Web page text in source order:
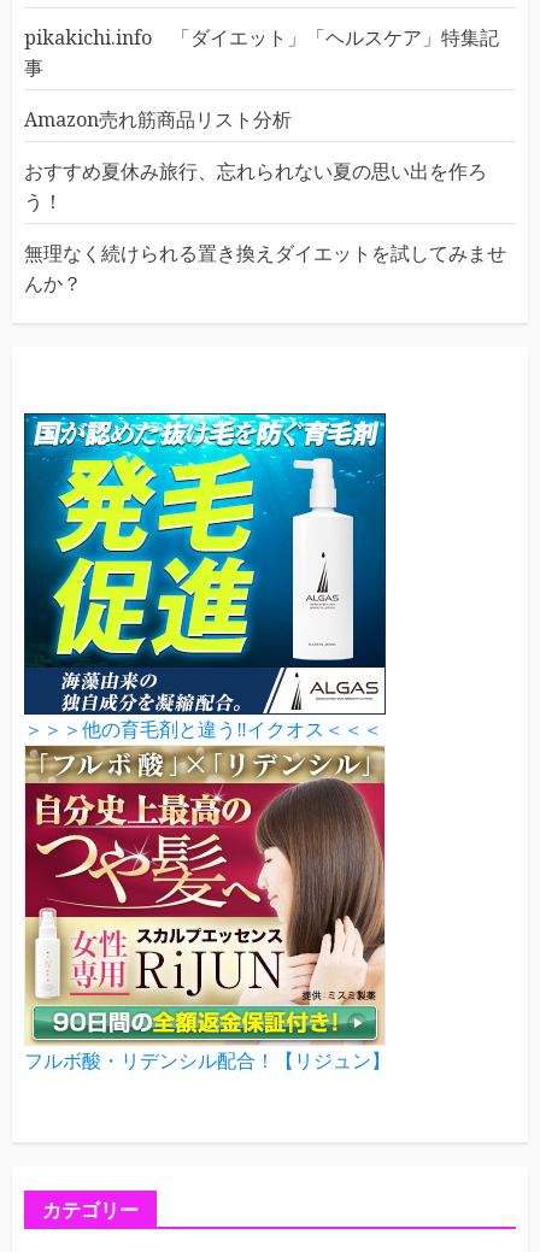
pikakichi.info 「ダイエット」「ヘルスケア」特集記
事
Amazon売れ筋商品リスト分析
おすすめ夏休み旅行、忘れられない夏の思い出を作ろ
う！
無理なく続けられる置き換えダイエットを試してみませ
んか？
＞＞＞他の育毛剤と違う‼イクオス＜＜＜
フルボ酸・リデンシル配合！【リジュン】
カテゴリー